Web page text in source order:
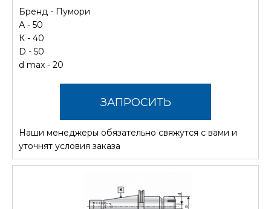
Бренд - Пумори
А - 50
К - 40
D - 50
d max - 20
ЗАПРОСИТЬ
СТОИМОСТЬ
Наши менеджеры обязательно свяжутся с вами и
уточнят условия заказа